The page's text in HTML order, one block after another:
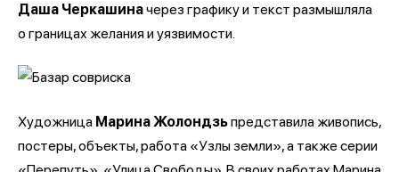
Даша Черкашиначерез графику и текст размышляла
о границах желания и уязвимости.
Художница Марина Жолондзьпредставила живопись,
постеры, объекты, работа «Узлы земли», а также серии